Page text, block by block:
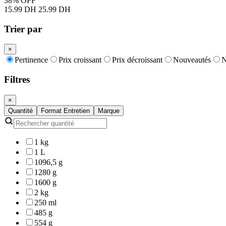
15.99 DH 25.99 DH
Trier par
×
Pertinence Prix croissant Prix décroissant Nouveautés
Filtres
×
Quantité
Format Entretien Marque
1 kg
1 L
1096,5 g
1280 g
1600 g
2 kg
250 ml
485 g
554 g